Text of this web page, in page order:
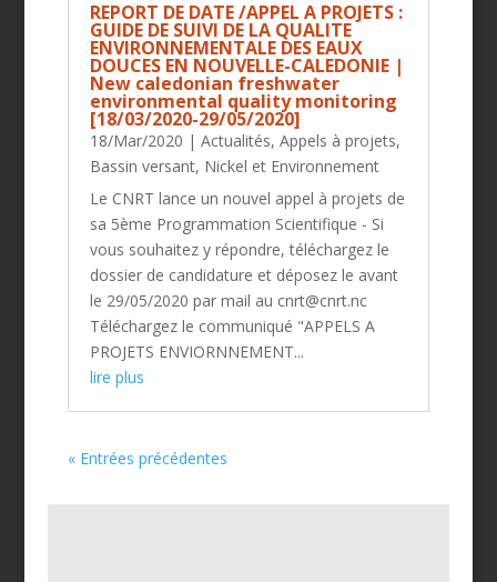
REPORT DE DATE /APPEL A PROJETS :
GUIDE DE SUIVI DE LA QUALITE
ENVIRONNEMENTALE DES EAUX
DOUCES EN NOUVELLE-CALEDONIE |
New caledonian freshwater
environmental quality monitoring
[18/03/2020-29/05/2020]
18/Mar/2020 | Actualités, Appels à projets,
Bassin versant, Nickel et Environnement
Le CNRT lance un nouvel appel à projets de
sa 5ème Programmation Scientifique - Si
vous souhaitez y répondre, téléchargez le
dossier de candidature et déposez le avant
le 29/05/2020 par mail au cnrt@cnrt.nc
Téléchargez le communiqué "APPELS A
PROJETS ENVIORNNEMENT...
lire plus
« Entrées précédentes